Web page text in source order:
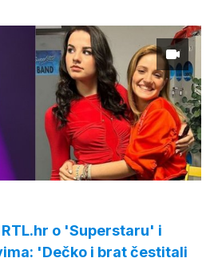
o 'Superstaru' i
'Dečko i brat čestitali